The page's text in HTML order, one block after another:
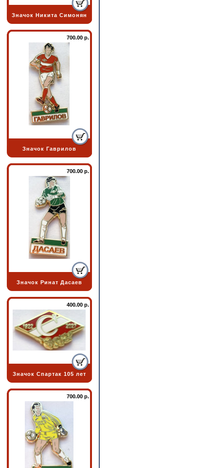
Значок Никита Симонян
700.00 р.
Значок Гаврилов
700.00 р.
Значок Ринат Дасаев
400.00 р.
Значок Спартак 105 лет
700.00 р.